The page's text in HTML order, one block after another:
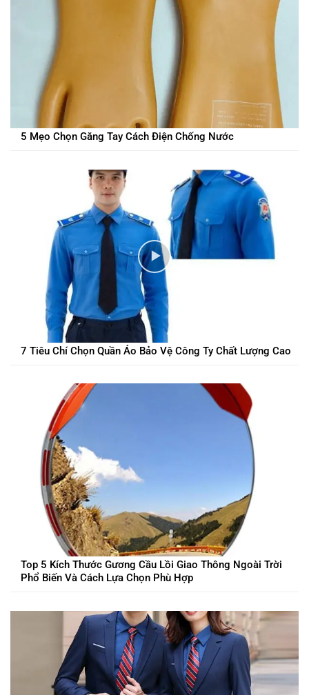
5 Mẹo Chọn Găng Tay Cách Điện Chống Nước
7 Tiêu Chí Chọn Quần Áo Bảo Vệ Công Ty Chất Lượng Cao
Top 5 Kích Thước Gương Cầu Lồi Giao Thông Ngoài Trời
Phổ Biến Và Cách Lựa Chọn Phù Hợp